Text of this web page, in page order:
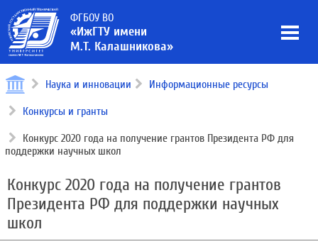
ФГБОУ ВО
«ИжГТУ имени
М.Т. Калашникова»
Наука и инновации Информационные ресурсы
Конкурсы и гранты
Конкурс 2020 года на получение грантов Президента РФ для
поддержки научных школ
Конкурс 2020 года на получение грантов
Президента РФ для поддержки научных
школ